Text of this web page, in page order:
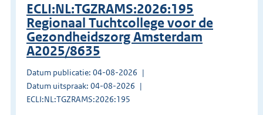
ECLI:NL:TGZRAMS:2026:195
Regionaal Tuchtcollege voor de
Gezondheidszorg Amsterdam
A2025/8635
Datum publicatie: 04-08-2026
Datum uitspraak: 04-08-2026
ECLI:NL:TGZRAMS:2026:195